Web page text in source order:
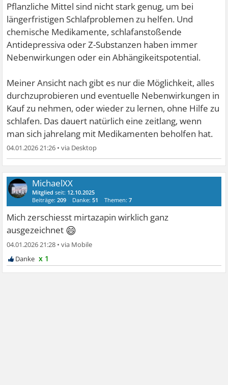
Pflanzliche Mittel sind nicht stark genug, um bei
längerfristigen Schlafproblemen zu helfen. Und
chemische Medikamente, schlafanstoßende
Antidepressiva oder Z-Substanzen haben immer
Nebenwirkungen oder ein Abhängikeitspotential.
Meiner Ansicht nach gibt es nur die Möglichkeit, alles
durchzuprobieren und eventuelle Nebenwirkungen in
Kauf zu nehmen, oder wieder zu lernen, ohne Hilfe zu
schlafen. Das dauert natürlich eine zeitlang, wenn
man sich jahrelang mit Medikamenten beholfen hat.
04.01.2026 21:26 •
MichaelXX
Mitglied seit: 12.10.2025
Beiträge:209 Danke:51 Themen:7
Mich zerschiesst mirtazapin wirklich ganz
ausgezeichnet 😄
04.01.2026 21:28 •
x 1